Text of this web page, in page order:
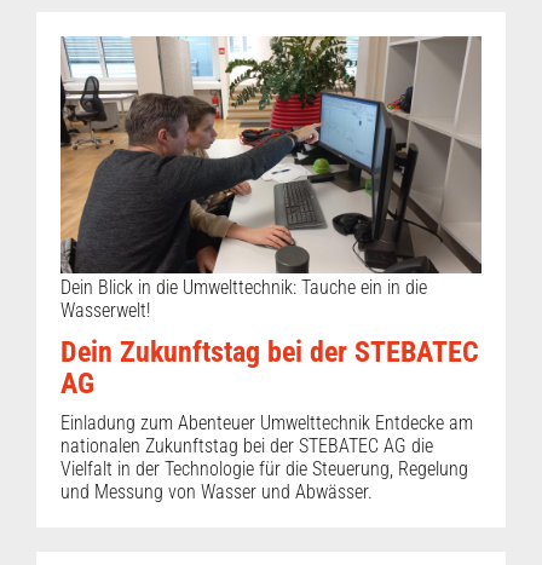
Dein Blick in die Umwelttechnik: Tauche ein in die
Wasserwelt!
Dein Zukunftstag bei der STEBATEC
AG
Einladung zum Abenteuer Umwelttechnik Entdecke am
nationalen Zukunftstag bei der STEBATEC AG die
Vielfalt in der Technologie für die Steuerung, Regelung
und Messung von Wasser und Abwässer.